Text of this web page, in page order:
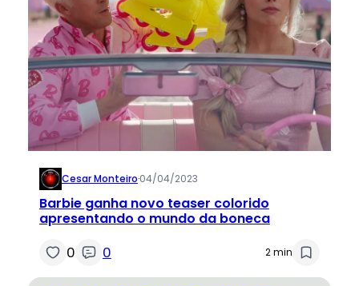
Cesar Monteiro·04/04/2023
Barbie ganha novo teaser colorido
apresentando o mundo da boneca
0 0 2 min